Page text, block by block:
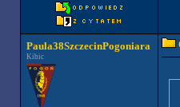
Paula38SzczecinPogoniara
Kibic